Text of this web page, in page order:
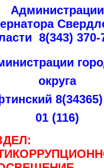
Администрации
8(343) 370-
округа
01 (116)